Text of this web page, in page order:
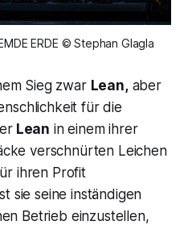
ERDE © Stephan Glagla
Sieg zwar Lean,aber
für die
Lean in einem ihrer
verschnürten Leichen
ihren Profit
sie seine inständigen
Betrieb einzustellen,